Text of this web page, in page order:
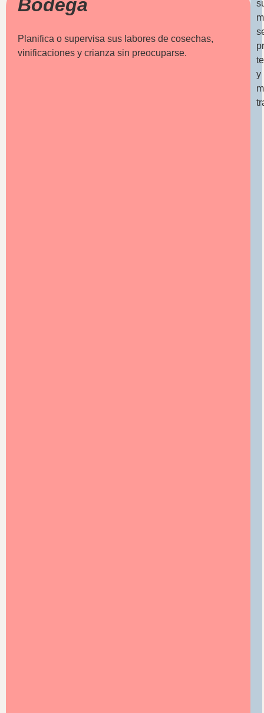
Bodega
Planifica o supervisa sus labores de cosechas,
vinificaciones y crianza sin preocuparse.
y